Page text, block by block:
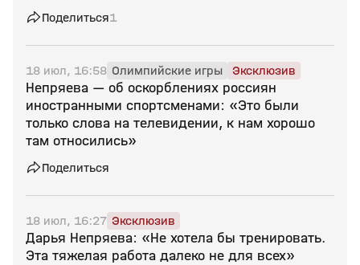
Поделиться1
18 июл, 16:58 Олимпийские игры Эксклюзив
Непряева — об оскорблениях россиян
иностранными спортсменами: «Это были
только слова на телевидении, к нам хорошо
там относились»
Поделиться
18 июл, 16:27 Эксклюзив
Дарья Непряева: «Не хотела бы тренировать.
Эта тяжелая работа далеко не для всех»